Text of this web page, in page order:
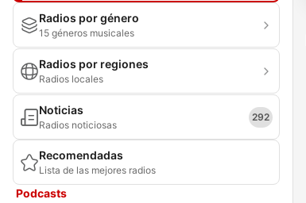
Radios por género
15 géneros musicales
Radios por regiones
Radios locales
Noticias
Radios noticiosas
292
Recomendadas
Lista de las mejores radios
Podcasts